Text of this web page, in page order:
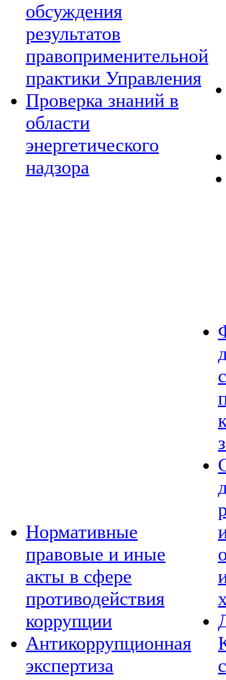
обсуждения
результатов
правоприменительной
практики Управления
Проверка знаний в
области
энергетического
надзора
Нормативные
правовые и иные
акты в сфере
противодействия
коррупции
Антикоррупционная
экспертиза